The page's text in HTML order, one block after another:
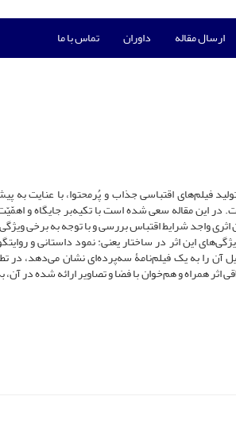
ارسال مقاله داوران تماس با ما
فیلم‌های اقتباسی جذاب و پُرمحتوا، با عنایت به
مقاله سعی شده است با تکیه‌بر جایگاه و اهمّیّت
اثری واجد شرایط اقتباس بررسی و با توجه به برخی
این اثر در ساختار یعنی: نمود داستانی و
آن را به ‌یک فیلم‌نامۀ سه‌پرده‌ای نشان می‌دهد، در
همراه و هم‌خوان با فضا و تصاویر ارائه شده در آن،